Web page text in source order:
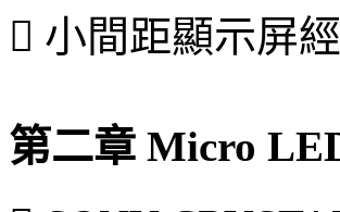
 小間距顯示屏
第二章 Micro